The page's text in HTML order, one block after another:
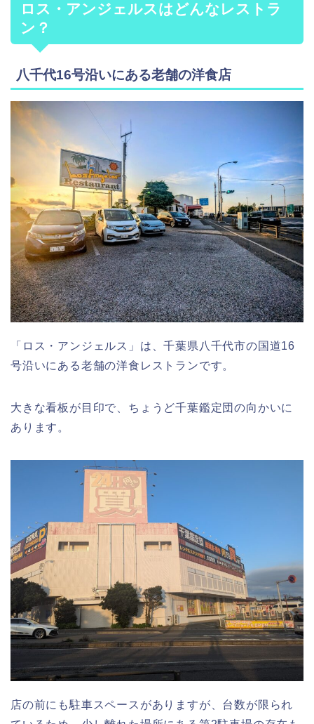
ロス・アンジェルスはどんなレストラ
ン？
八千代16号沿いにある老舗の洋食店
「ロス・アンジェルス」は、千葉県八千代市の国道16
号沿いにある老舗の洋食レストランです。
大きな看板が目印で、ちょうど千葉鑑定団の向かいに
あります。
店の前にも駐車スペースがありますが、台数が限られ